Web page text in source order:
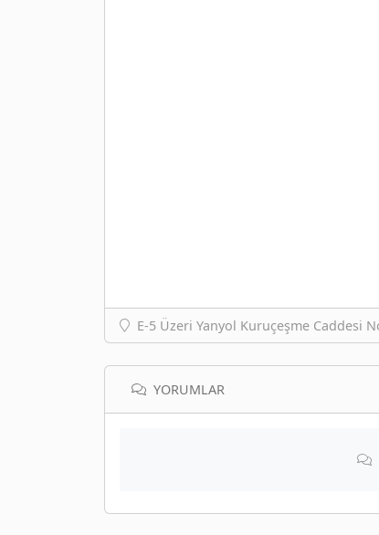
E-5 Üzeri Yanyol Kuruçeşme Caddesi
YORUMLAR